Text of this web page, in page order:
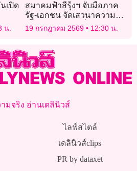
เปิด
น.
สมาคมฟ้าสีรุ้งฯ จับมือภาค
รัฐ-เอกชน จัดเสวนาความ
เท่าเทียมสู่ความยั่งยืน
19 กรกฎาคม 2569 12:30 น.
มจริง อ่านเดลินิวส์
ไลฟ์สไตล์
เดลินิวส์clips
PR by dataxet